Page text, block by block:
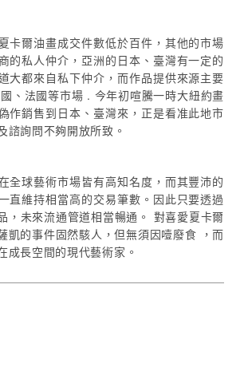
卡爾油畫成交件數低於百件，其他的市場
的私人仲介，亞洲的日本、臺灣有一定的
大都來自私下仲介，而作品提供來源主要
、法國等市場 . 今年初喧騰一時大紐約畫
作銷售到日本、臺灣來，正是看准此地市
諮詢問不夠開放所致。
全球藝術市場皆有高知名度，而其豐沛的
直維持相當高的交易筆數。因此只要透過
，未來流通管道相當暢通。 對喜愛夏卡爾
凱的事件固然駭人，但無須因噎廢食 ，而
成長空間的現代藝術家。